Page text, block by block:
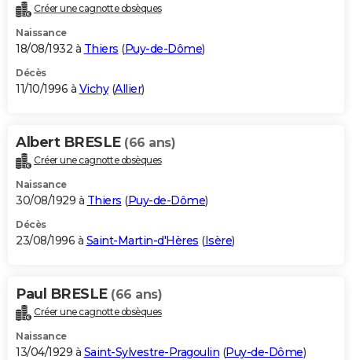
Créer une cagnotte obsèques
Naissance
18/08/1932 à Thiers (Puy-de-Dôme)
Décès
11/10/1996 à Vichy(Allier)
Albert BRESLE (66 ans)
Créer une cagnotte obsèques
Naissance
30/08/1929 à Thiers (Puy-de-Dôme)
Décès
23/08/1996 à Saint-Martin-d'Hères (Isère)
Paul BRESLE (66 ans)
Créer une cagnotte obsèques
Naissance
13/04/1929 à Saint-Sylvestre-Pragoulin (Puy-de-Dôme)